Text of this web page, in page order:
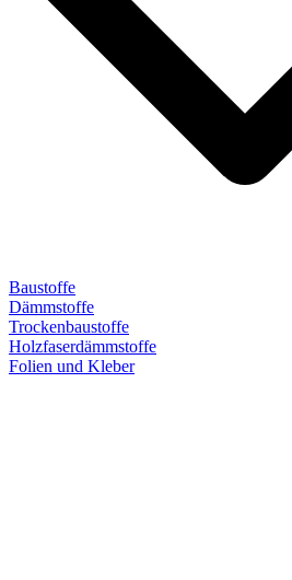
Baustoffe
Dämmstoffe
Trockenbaustoffe
Holzfaserdämmstoffe
Folien und Kleber